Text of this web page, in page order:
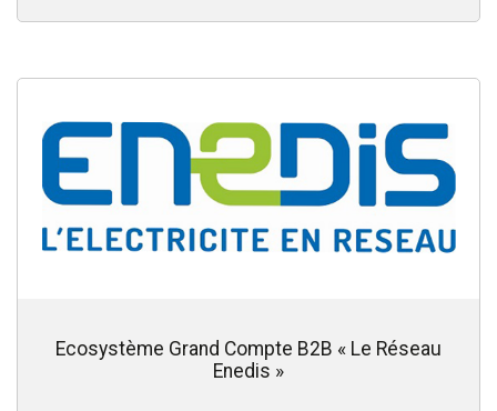
Ecosystème Grand Compte B2B « Le Réseau
Enedis »